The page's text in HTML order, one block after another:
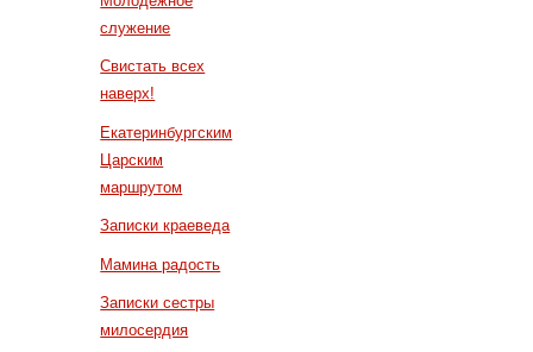
служение
Свистать всех
наверх!
Екатеринбургским
Царским
маршрутом
Записки краеведа
Мамина радость
Записки сестры
милосердия